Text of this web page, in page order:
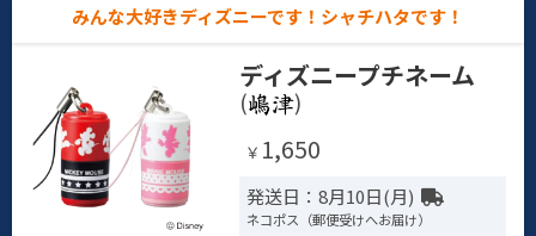
みんな大好きディズニーです！シャチハタです！
ディズニープチネーム
( )
￥ 1,650
発送日：8月10日(月)
ネコポス（郵便受けへお届け）